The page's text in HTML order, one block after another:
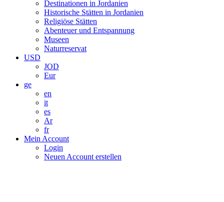
Destinationen in Jordanien
Historische Stätten in Jordanien
Religiöse Stätten
Abenteuer und Entspannung
Museen
Naturreservat
USD
JOD
Eur
ge
en
it
es
Ar
fr
Mein Account
Login
Neuen Account erstellen